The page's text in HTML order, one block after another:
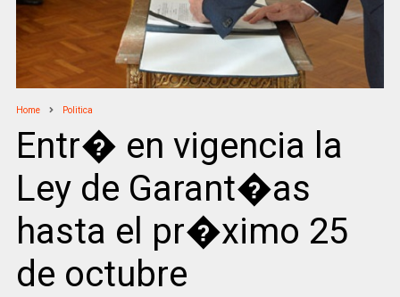
Home Politica
Entr� en vigencia la
Ley de Garant�as
hasta el pr�ximo 25
de octubre